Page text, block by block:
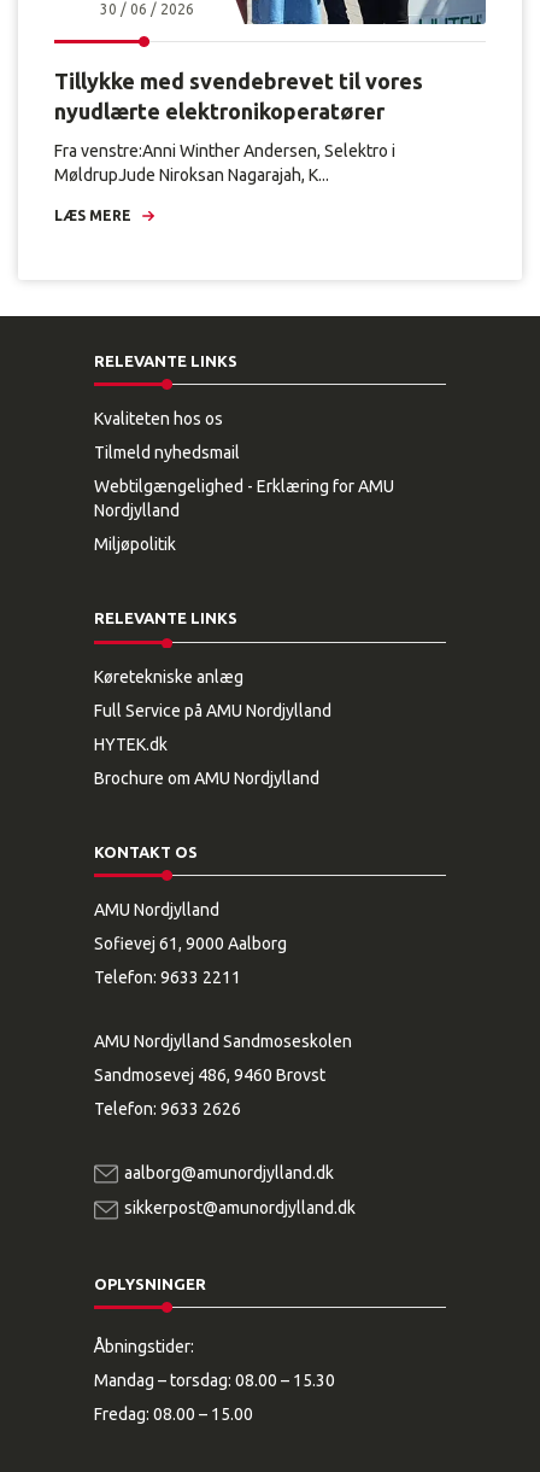
30 / 06 / 2026
Tillykke med svendebrevet til vores
nyudlærte elektronikoperatører
Fra venstre:Anni Winther Andersen, Selektro i
MøldrupJude Niroksan Nagarajah, K...
LÆS MERE
RELEVANTE LINKS
Kvaliteten hos os
Tilmeld nyhedsmail
Webtilgængelighed - Erklæring for AMU
Nordjylland
Miljøpolitik
RELEVANTE LINKS
Køretekniske anlæg
Full Service på AMU Nordjylland
HYTEK.dk
Brochure om AMU Nordjylland
KONTAKT OS
AMU Nordjylland
Sofievej 61, 9000 Aalborg
Telefon: 9633 2211
AMU Nordjylland Sandmoseskolen
Sandmosevej 486, 9460 Brovst
Telefon: 9633 2626
aalborg@amunordjylland.dk
sikkerpost@amunordjylland.dk
OPLYSNINGER
Åbningstider:
Mandag – torsdag: 08.00 – 15.30
Fredag: 08.00 – 15.00